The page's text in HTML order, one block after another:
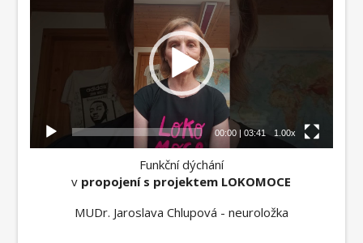
přehrávač
00:00| 03:41 1.00x
Funkční dýchání
v propojení s projektem LOKOMOCE
MUDr. Jaroslava Chlupová - neuroložka